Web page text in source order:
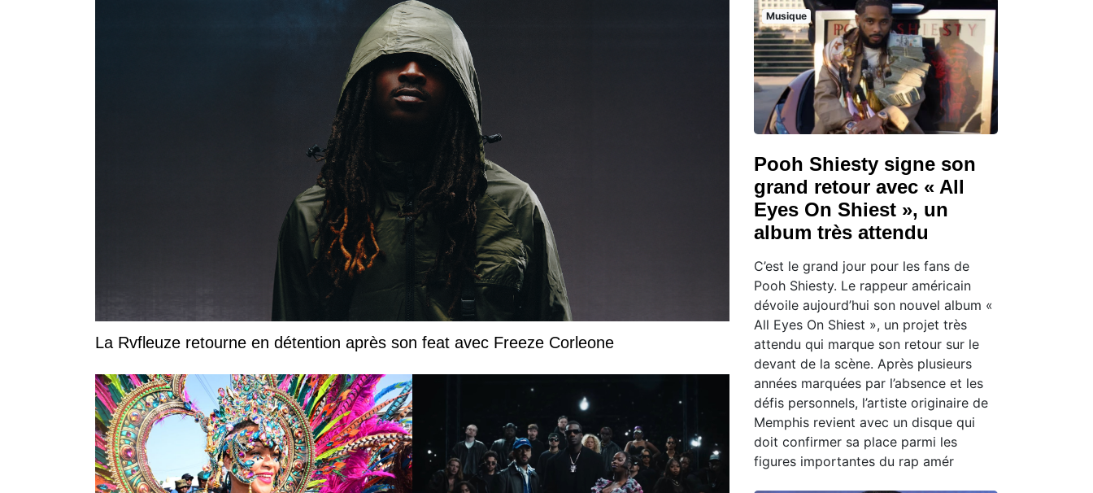
La Rvfleuze retourne en détention après son feat avec Freeze Corleone
Musique
Pooh Shiesty signe son
grand retour avec « All
Eyes On Shiest », un
album très attendu
C’est le grand jour pour les fans de
Pooh Shiesty. Le rappeur américain
dévoile aujourd’hui son nouvel album «
All Eyes On Shiest », un projet très
attendu qui marque son retour sur le
devant de la scène. Après plusieurs
années marquées par l’absence et les
défis personnels, l’artiste originaire de
Memphis revient avec un disque qui
doit confirmer sa place parmi les
figures importantes du rap amér